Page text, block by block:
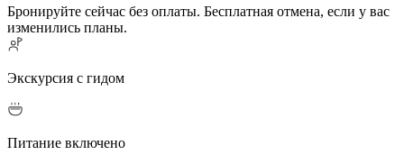
Бронируйте сейчас без оплаты. Бесплатная отмена, если у вас
изменились планы.
Экскурсия с гидом
Питание включено